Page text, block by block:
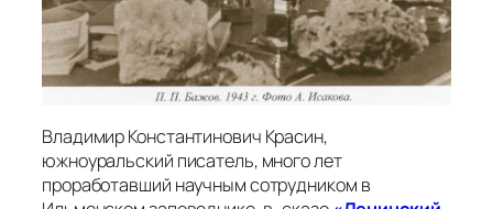
Владимир Константинович Красин,
южноуральский писатель, много лет
проработавший научным сотрудником в